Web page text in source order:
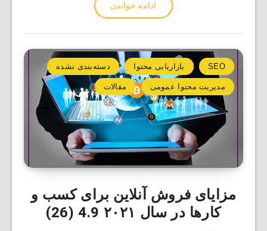
ادامه خواندن
SEO بازاریابی محتوا دسته‌بندی نشده
مدیریت محتوا عمومی مقالات
مزایای فروش آنلاین برای کسب و
کارها در سال ۲۰۲۱
4.9 (26)